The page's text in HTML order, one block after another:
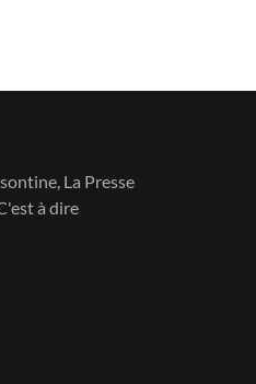
La Presse
à dire